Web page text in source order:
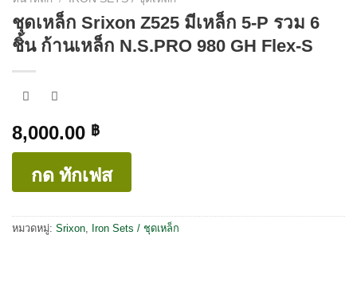
ชุดเหล็ก Srixon Z525 มีเหล็ก 5-P รวม 6
ชิ้น ก้านเหล็ก N.S.PRO 980 GH Flex-S
8,000.00 ฿
กด ทักเฟส
หมวดหมู่: Srixon Iron Sets / ชุดเหล็ก